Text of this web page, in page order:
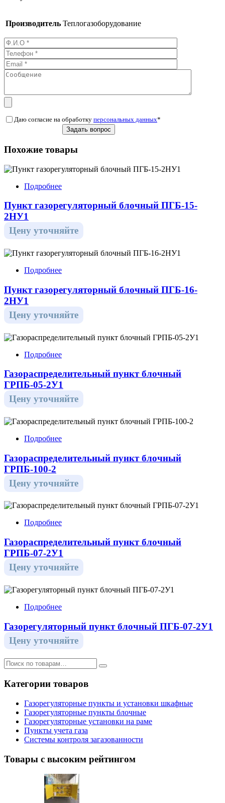
Производитель Теплогазоборудование
Даю согласие на обработку персональных данных*
Похожие товары
Подробнее
Пункт газорегуляторный блочный ПГБ-15-
2НУ1
Цену уточняйте
Подробнее
Пункт газорегуляторный блочный ПГБ-16-
2НУ1
Цену уточняйте
Подробнее
Газораспределительный пункт блочный
ГРПБ-05-2У1
Цену уточняйте
Подробнее
Газораспределительный пункт блочный
ГРПБ-100-2
Цену уточняйте
Подробнее
Газораспределительный пункт блочный
ГРПБ-07-2У1
Цену уточняйте
Подробнее
Газорегуляторный пункт блочный ПГБ-07-2У1
Цену уточняйте
Категории товаров
Газорегуляторные пункты и установки шкафные
Газорегуляторные пункты блочные
Газорегуляторные установки на раме
Пункты учета газа
Системы контроля загазованности
Товары с высоким рейтингом